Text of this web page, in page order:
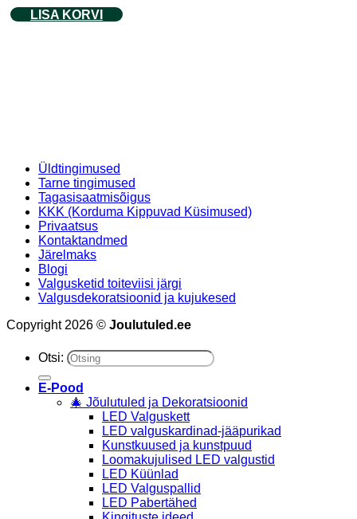
LISA KORVI
Üldtingimused
Tarne tingimused
Tagasisaatmisõigus
KKK (Korduma Kippuvad Küsimused)
Privaatsus
Kontaktandmed
Järelmaks
Blogi
Valgusketid toiteviisi järgi
Valgusdekoratsioonid ja kujukesed
Copyright 2026 © Joulutuled.ee
Otsi:
E-Pood
🎄 Jõulutuled ja Dekoratsioonid
LED Valguskett
LED valguskardinad-jääpurikad
Kunstkuused ja kunstpuud
Loomakujulised LED valgustid
LED Küünlad
LED Valguspallid
LED Pabertähed